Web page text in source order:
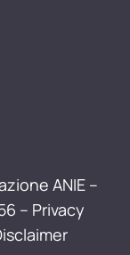
ANIE –
– Privacy